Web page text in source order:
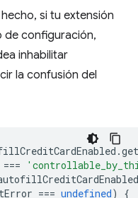
si tu extensión
de configuración,
inhabilitar
la confusión del
.get
===
=== undefined)
{